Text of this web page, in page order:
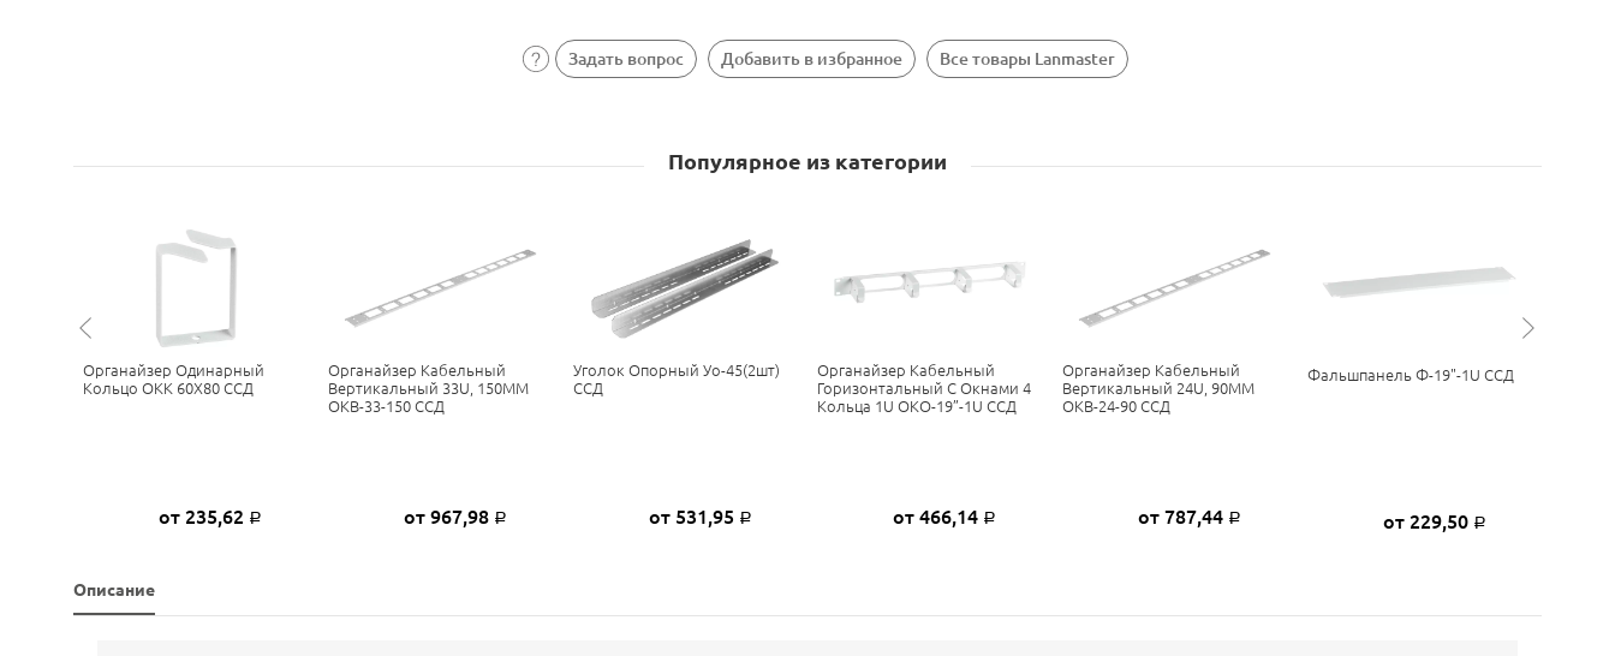
Задать вопрос Добавить в избранное Все товары Lanmaster
Популярное из категории
Органайзер Одинарный
Кольцо ОКК 60Х80 ССД
от 235,62 Р
Органайзер Кабельный
Вертикальный 33U, 150ММ
ОКВ-33-150 ССД
от 967,98 Р
Уголок Опорный Уо-45(2шт)
ССД
от 531,95 Р
Органайзер Кабельный
Горизонтальный С Окнами 4
Кольца 1U ОКО-19”-1U ССД
от 466,14 Р
Органайзер Кабельный
Вертикальный 24U, 90ММ
ОКВ-24-90 ССД
от 787,44 Р
Фальшпанель Ф-19"-1U ССД
от 229,50 Р
Описание